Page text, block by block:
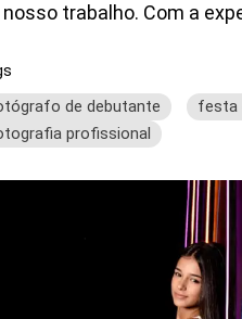
nosso trabalho. Com a
de debutante
festa
profissional